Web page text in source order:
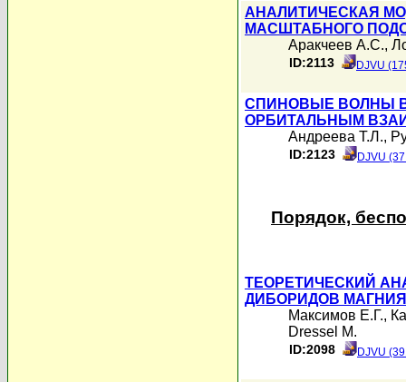
АНАЛИТИЧЕСКАЯ
МАСШТАБНОГО
Аракчеев А.С.,
ID:2113 DJVU
СПИНОВЫЕ ВОЛНЫ
ОРБИТАЛЬНЫМ
Андреева Т.Л.,
ID:2123 DJVU
Порядок,
ТЕОРЕТИЧЕСКИЙ
ДИБОРИДОВ
Максимов Е.Г.,
Dressel M.
ID:2098 DJVU